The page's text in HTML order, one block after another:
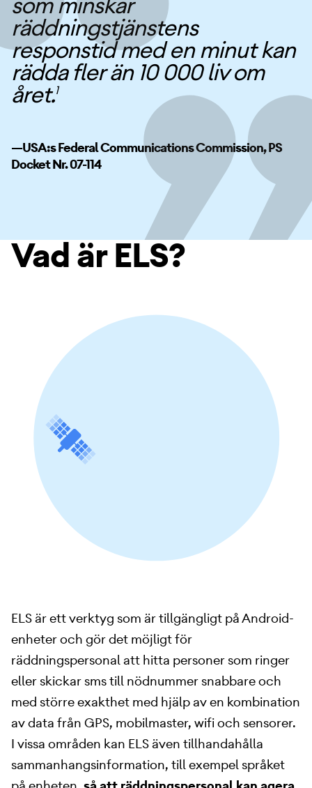
räddningstjänstens
responstid med en minut kan
rädda fler än 10 000 liv om
året.1
—USA:s Federal Communications Commission, PS
Docket Nr. 07-114
Vad är ELS?
ELS är ett verktyg som är tillgängligt på Android-
enheter och gör det möjligt för
räddningspersonal att hitta personer som ringer
eller skickar sms till nödnummer snabbare och
med större exakthet med hjälp av en kombination
av data från GPS, mobilmaster, wifi och sensorer.
I vissa områden kan ELS även tillhandahålla
sammanhangsinformation, till exempel språket